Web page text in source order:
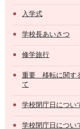
入学式
学校長あいさつ
修学旅行
重要 移転に関す
て
学校閉庁日につい
学校閉庁日につい